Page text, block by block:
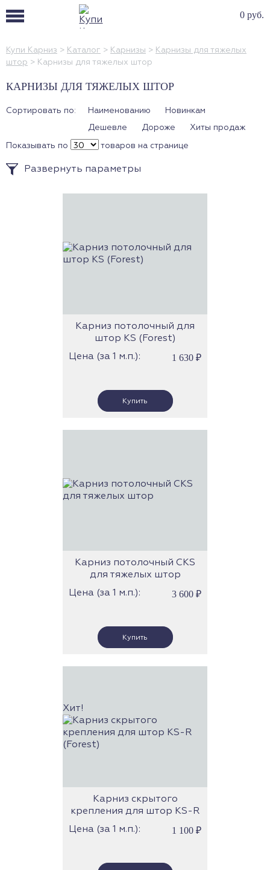
0 руб.
Купи Карниз > Каталог > Карнизы > Карнизы для тяжелых
штор > Карнизы для тяжелых штор
КАРНИЗЫ ДЛЯ ТЯЖЕЛЫХ ШТОР
Сортировать по: Наименованию
Новинкам
Дешевле
Дороже Хиты продаж
Показывать по товаров на странице
Развернуть параметры
Карниз потолочный для
штор KS (Forest)
Цена (за 1 м.п.):
1 630 ₽
Карниз потолочный CKS
для тяжелых штор
Цена (за 1 м.п.):
3 600 ₽
Хит!
Карниз скрытого
крепления для штор KS-R
(Forest)
Цена (за 1 м.п.): 1 100 ₽